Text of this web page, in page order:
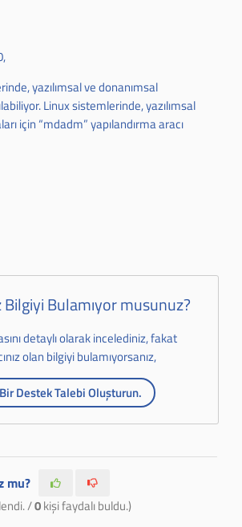
yazılımsal ve donanımsal
Linux sistemlerinde, yazılımsal
için “mdadm” yapılandırma aracı
Bilgiyi Bulamıyor musunuz?
detaylı olarak incelediniz, fakat
olan bilgiyi bulamıyorsanız,
Bir Destek Talebi Oluşturun.
mu?
/0kişi faydalı buldu.)